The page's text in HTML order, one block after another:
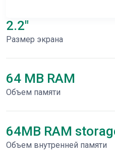
2.2"
Размер экрана
64 MB RAM
Объем памяти
64MB RAM
Объем внутренней памяти